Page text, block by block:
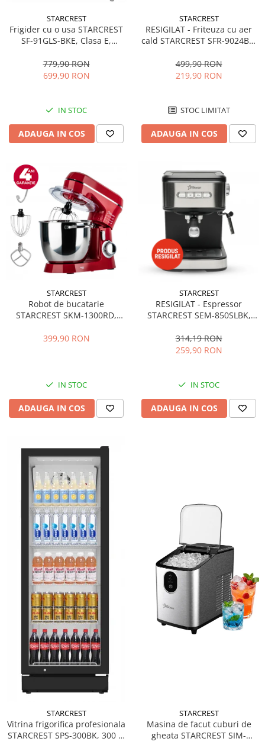
STARCREST
Frigider cu o usa STARCREST
SF-91GLS-BKE, Clasa E,
interioara, H 83 cm, Sticla
Neagra
779,90 RON
699,90 RON
IN STOC
ADAUGA IN COS
STARCREST
RESIGILAT - Friteuza cu aer
cald STARCREST SFR-9024BK,
Termostat 80 - 200 °C, 12
programe, Negru
499,90 RON
219,90 RON
STOC LIMITAT
ADAUGA IN COS
STARCREST
Robot de bucatarie
STARCREST SKM-1300RD,
Accesorii, 10 Viteze + Pulse,
399,90 RON
IN STOC
ADAUGA IN COS
STARCREST
RESIGILAT - Espressor
STARCREST SEM-850SLBK,
detasabil 1.5L, dispozitiv
spumare, filtru dublu din
314,19 RON
259,90 RON
IN STOC
ADAUGA IN COS
STARCREST
Vitrina frigorifica profesionala
STARCREST SPS-300BK, 300 L,
STARCREST
Masina de facut cuburi de
gheata STARCREST SIM-